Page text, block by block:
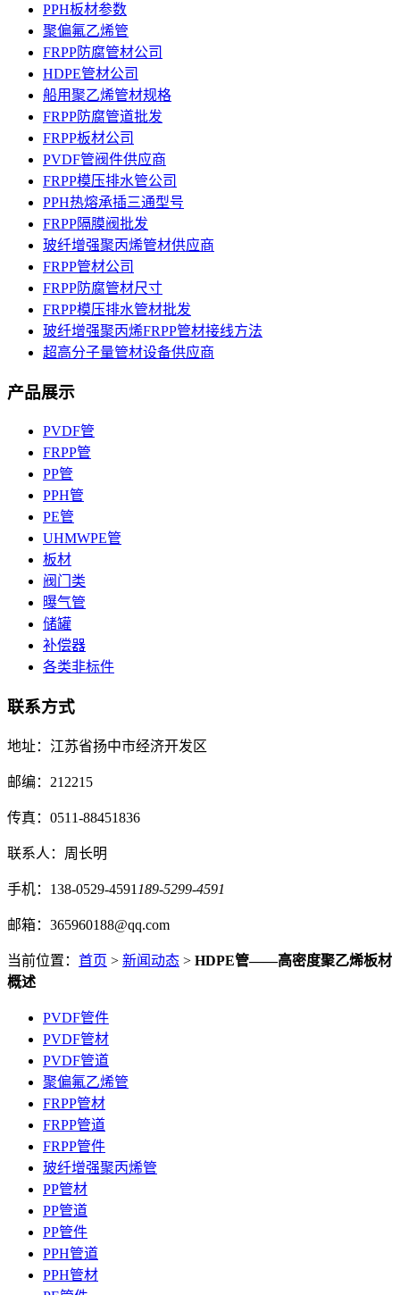
PPH板材参数
聚偏氟乙烯管
FRPP防腐管材公司
HDPE管材公司
船用聚乙烯管材规格
FRPP防腐管道批发
FRPP板材公司
PVDF管阀件供应商
FRPP模压排水管公司
PPH热熔承插三通型号
FRPP隔膜阀批发
玻纤增强聚丙烯管材供应商
FRPP管材公司
FRPP防腐管材尺寸
FRPP模压排水管材批发
玻纤增强聚丙烯FRPP管材接线方法
超高分子量管材设备供应商
产品展示
PVDF管
FRPP管
PP管
PPH管
PE管
UHMWPE管
板材
阀门类
曝气管
储罐
补偿器
各类非标件
联系方式
地址：江苏省扬中市经济开发区
邮编：212215
传真：0511-88451836
联系人：周长明
手机：138-0529-4591 189-5299-4591
邮箱：365960188@qq.com
当前位置： 首页 > 新闻动态 > HDPE管——高密度聚乙烯板材
概述
PVDF管件
PVDF管材
PVDF管道
聚偏氟乙烯管
FRPP管材
FRPP管道
FRPP管件
玻纤增强聚丙烯管
PP管材
PP管道
PP管件
PPH管道
PPH管材